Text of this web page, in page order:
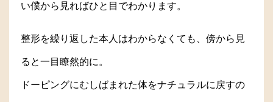
い僕から見ればひと目でわかります。
整形を繰り返した本人はわからなくても、傍から見
ると一目瞭然的に。
ドーピングにむしばまれた体をナチュラルに戻すの